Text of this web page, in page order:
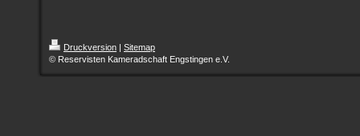
Druckversion | Sitemap
© Reservisten Kameradschaft Engstingen e.V.